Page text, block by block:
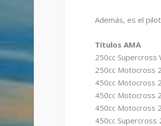
Además, es el
Títulos AMA
250cc Supercross
250cc Motocross
450cc Motocross
450cc Motocross
450cc Motocross
450cc Supercross